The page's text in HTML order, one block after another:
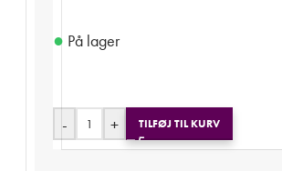
● På lager
- + TILFØJ TIL KURV